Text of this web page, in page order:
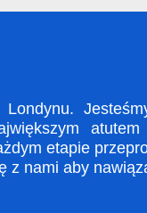
etapie
z nami aby